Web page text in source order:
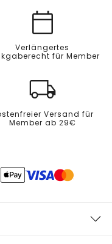
Verlängertes
für Member
Versand für
Member ab 29€